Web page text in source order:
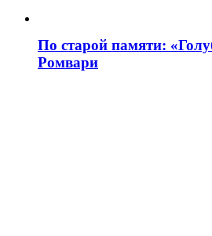
По старой памяти:
Ромвари